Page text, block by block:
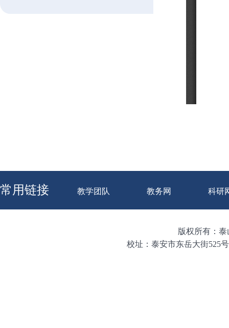
常用链接 教学团队 教务网 科研
版权所有：泰
校址：泰安市东岳大街525号